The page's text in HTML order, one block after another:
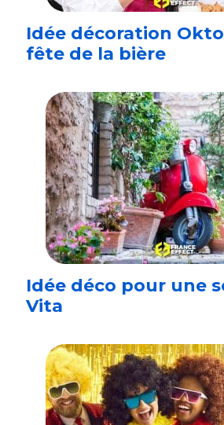
Idée décoration
fête de la bière
Idée déco pour une
Vita